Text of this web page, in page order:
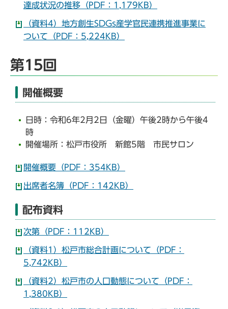
達成状況の推移（PDF：1,179KB）
（資料4）地方創生SDGs産学官民連携推進事業に
ついて（PDF：5,224KB）
第15回
開催概要
日時：令和6年2月2日（金曜）午後2時から午後4
時
開催場所：松戸市役所 新館5階 市民サロン
開催概要（PDF：354KB）
出席者名簿（PDF：142KB）
配布資料
次第（PDF：112KB）
（資料1）松戸市総合計画について（PDF：
5,742KB）
（資料2）松戸市の人口動態について（PDF：
1,380KB）